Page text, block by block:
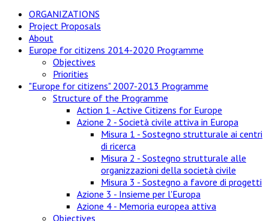
ORGANIZATIONS
Project Proposals
About
Europe for citizens 2014-2020 Programme
Objectives
Priorities
"Europe for citizens" 2007-2013 Programme
Structure of the Programme
Action 1 - Active Citizens for Europe
Azione 2 - Società civile attiva in Europa
Misura 1 - Sostegno strutturale ai centri
di ricerca
Misura 2 - Sostegno strutturale alle
organizzazioni della società civile
Misura 3 - Sostegno a favore di progetti
Azione 3 - Insieme per l'Europa
Azione 4 - Memoria europea attiva
Objectives